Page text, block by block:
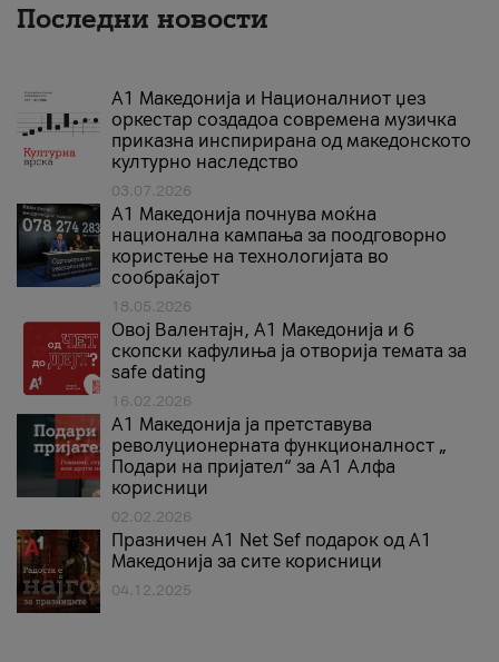
Последни новости
А1 Македонија и Националниот џез
оркестар создадоа современа музичка
приказна инспирирана од македонското
културно наследство
03.07.2026
A1 Македонија почнува моќна
национална кампања за поодговорно
користење на технологијата во
сообраќајот
18.05.2026
Овој Валентајн, A1 Македонија и 6
скопски кафулиња ја отворија темата за
safe dating
16.02.2026
А1 Македонија ја претставува
револуционерната функционалност „
Подари на пријател“ за А1 Алфа
корисници
02.02.2026
Празничен A1 Net Sеf подарок од А1
Македонија за сите корисници
04.12.2025